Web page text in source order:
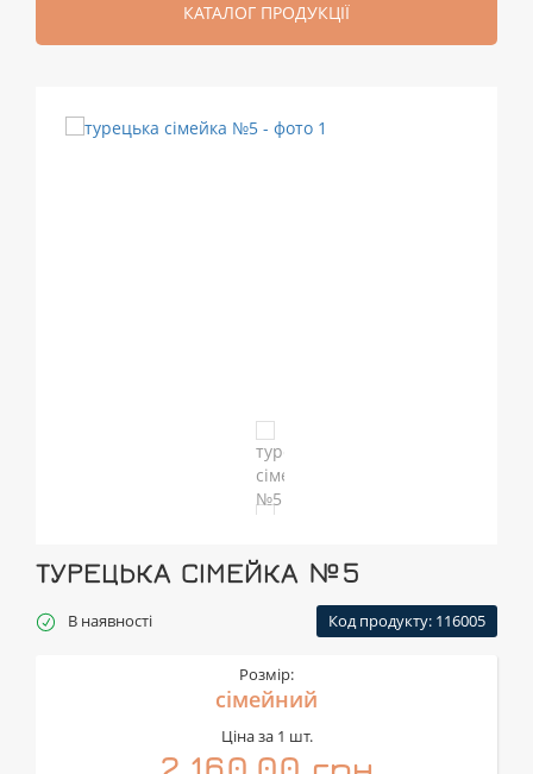
КАТАЛОГ ПРОДУКЦІЇ
ТУРЕЦЬКА СІМЕЙКА №5
В наявності Код продукту: 116005
Розмір:
сімейний
Ціна за 1 шт.